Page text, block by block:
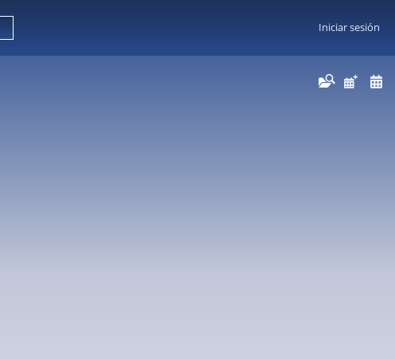
Iniciar sesión